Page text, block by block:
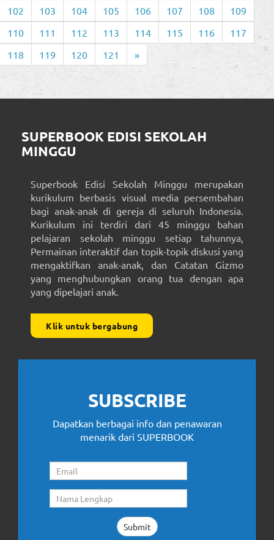
102
103 104 105 106 107 108
109
110
111 112 113 114 115 116
117
118
119 120 121 »
SUPERBOOK EDISI SEKOLAH
MINGGU
Superbook Edisi Sekolah Minggu merupakan
kurikulum berbasis visual media persembahan
bagi anak-anak di gereja di seluruh Indonesia.
Kurikulum ini terdiri dari 45 minggu bahan
pelajaran sekolah minggu setiap tahunnya,
Permainan interaktif dan topik-topik diskusi yang
mengaktifkan anak-anak, dan Catatan Gizmo
yang menghubungkan orang tua dengan apa
yang dipelajari anak.
Klik untuk bergabung
SUBSCRIBE
Dapatkan berbagai info dan penawaran
menarik dari SUPERBOOK